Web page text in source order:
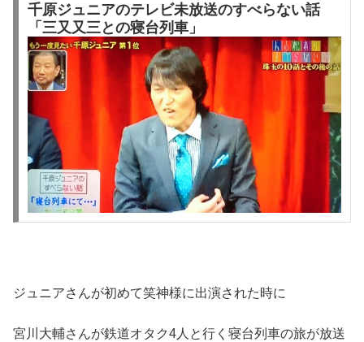
千原ジュニアのテレビ未放送のすべらない話
「三又又三との寝台列車」
ジュニアさんが初めて笑神様に出演された時に
宮川大輔さんが鉄道オタク4人と行く寝台列車の旅が放送